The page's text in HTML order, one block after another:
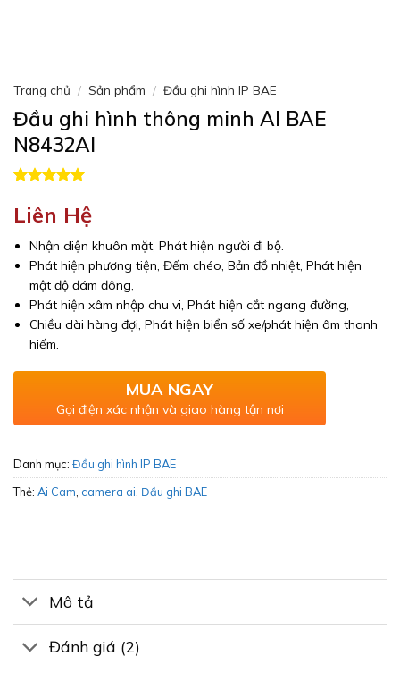
Trang chủ / Sản phẩm / Đầu ghi hình IP BAE
Đầu ghi hình thông minh AI BAE
N8432AI
dựa trên
đánh giá
Liên Hệ
Nhận diện khuôn mặt, Phát hiện người đi bộ.
Phát hiện phương tiện, Đếm chéo, Bản đồ nhiệt, Phát hiện
mật độ đám đông,
Phát hiện xâm nhập chu vi, Phát hiện cắt ngang đường,
Chiều dài hàng đợi, Phát hiện biển số xe/phát hiện âm thanh
hiếm.
MUA NGAY
Gọi điện xác nhận và giao hàng tận nơi
Danh mục: Đầu ghi hình IP BAE
Thẻ: Ai Cam camera ai Đầu ghi BAE
Mô tả
Đánh giá (2)